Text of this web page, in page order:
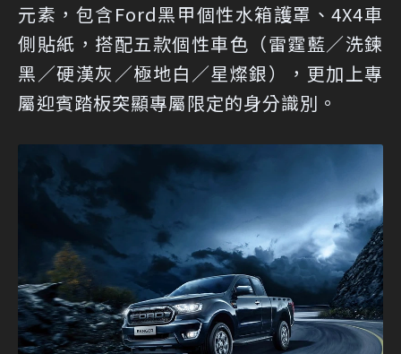
元素，包含Ford黑甲個性水箱護罩、4X4車
側貼紙，搭配五款個性車色（雷霆藍／洗鍊
黑／硬漢灰／極地白／星燦銀），更加上專
屬迎賓踏板突顯專屬限定的身分識別。